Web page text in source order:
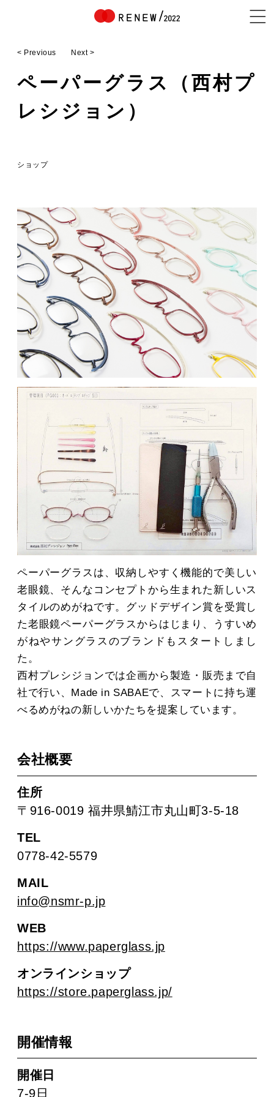
ABOUT
EXHIBITOR
MOVIE
ACCESS / STAY
CONTACT
< Previous Next >
ペーパーグラス（西村プ
レシジョン）
ショップ
ペーパーグラスは、収納しやすく機能的で美しい
老眼鏡、そんなコンセプトから生まれた新しいス
タイルのめがねです。グッドデザイン賞を受賞し
た老眼鏡ペーパーグラスからはじまり、うすいめ
がねやサングラスのブランドもスタートしまし
た。
西村プレシジョンでは企画から製造・販売まで自
社で行い、Made in SABAEで、スマートに持ち運
べるめがねの新しいかたちを提案しています。
会社概要
住所
〒916-0019 福井県鯖江市丸山町3-5-18
TEL
0778-42-5579
MAIL
info@nsmr-p.jp
WEB
https://www.paperglass.jp
オンラインショップ
https://store.paperglass.jp/
開催情報
開催日
7-9日